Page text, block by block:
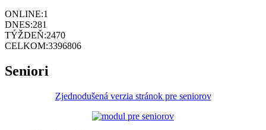
ONLINE:1
DNES:281
TÝŽDEŇ:2470
CELKOM:3396806
Seniori
Zjednodušená verzia stránok pre seniorov